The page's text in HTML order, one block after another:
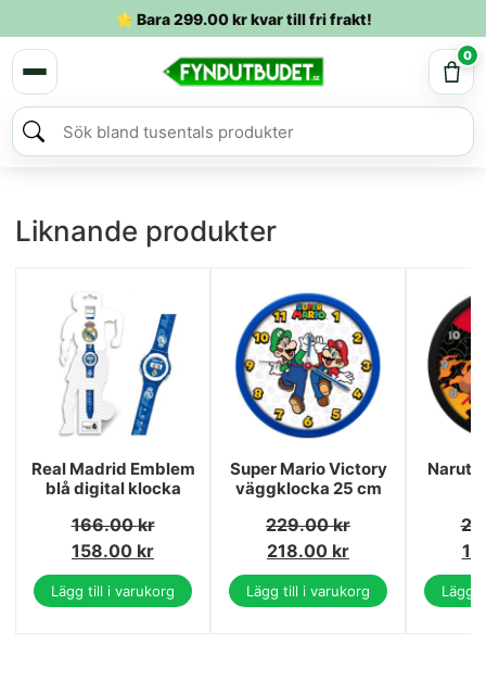
⭐ Bara299.00krkvar till fri frakt!
0
Liknande produkter
Real Madrid Emblem
blå digital klocka
166.00kr
158.00 kr
Lägg till i varukorg
Super Mario Victory
väggklocka 25 cm
229.00kr
218.00 kr
Lägg till i varukorg Lägg